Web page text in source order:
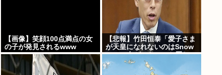
【画像】笑顔100点満点の女
の子が発見されるwww
【悲報】竹田恒泰「愛子さま
が天皇になれないのはSnow
Manに女がいないのと同じ」
X民「養子案はSnow Manに
竹田恒泰が入るようなもの」